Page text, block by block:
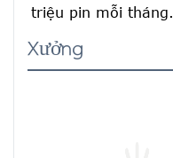
triệu pin mỗi tháng.
Xưởng